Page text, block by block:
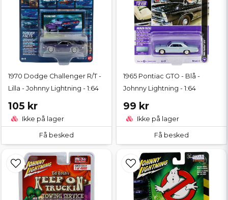
1970 Dodge Challenger R/T -
Lilla - Johnny Lightning - 1:64
105 kr
Ikke på lager
Få besked
1965 Pontiac GTO - Blå -
Johnny Lightning - 1:64
99 kr
Ikke på lager
Få besked